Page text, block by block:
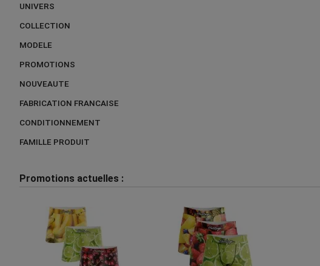
UNIVERS
COLLECTION
MODELE
PROMOTIONS
NOUVEAUTE
FABRICATION FRANCAISE
CONDITIONNEMENT
FAMILLE PRODUIT
Promotions actuelles :